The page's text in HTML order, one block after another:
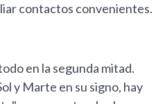
contactos convenientes.
en la segunda mitad.
y Marte en su signo, hay